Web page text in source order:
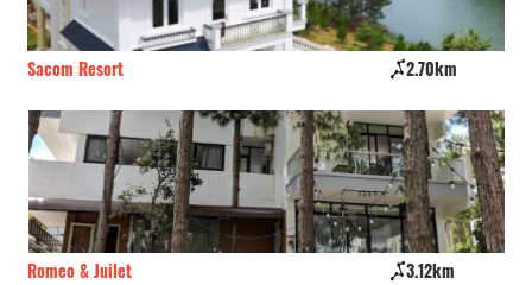
Sacom Resort 2.70km
Romeo & Juilet 3.12km